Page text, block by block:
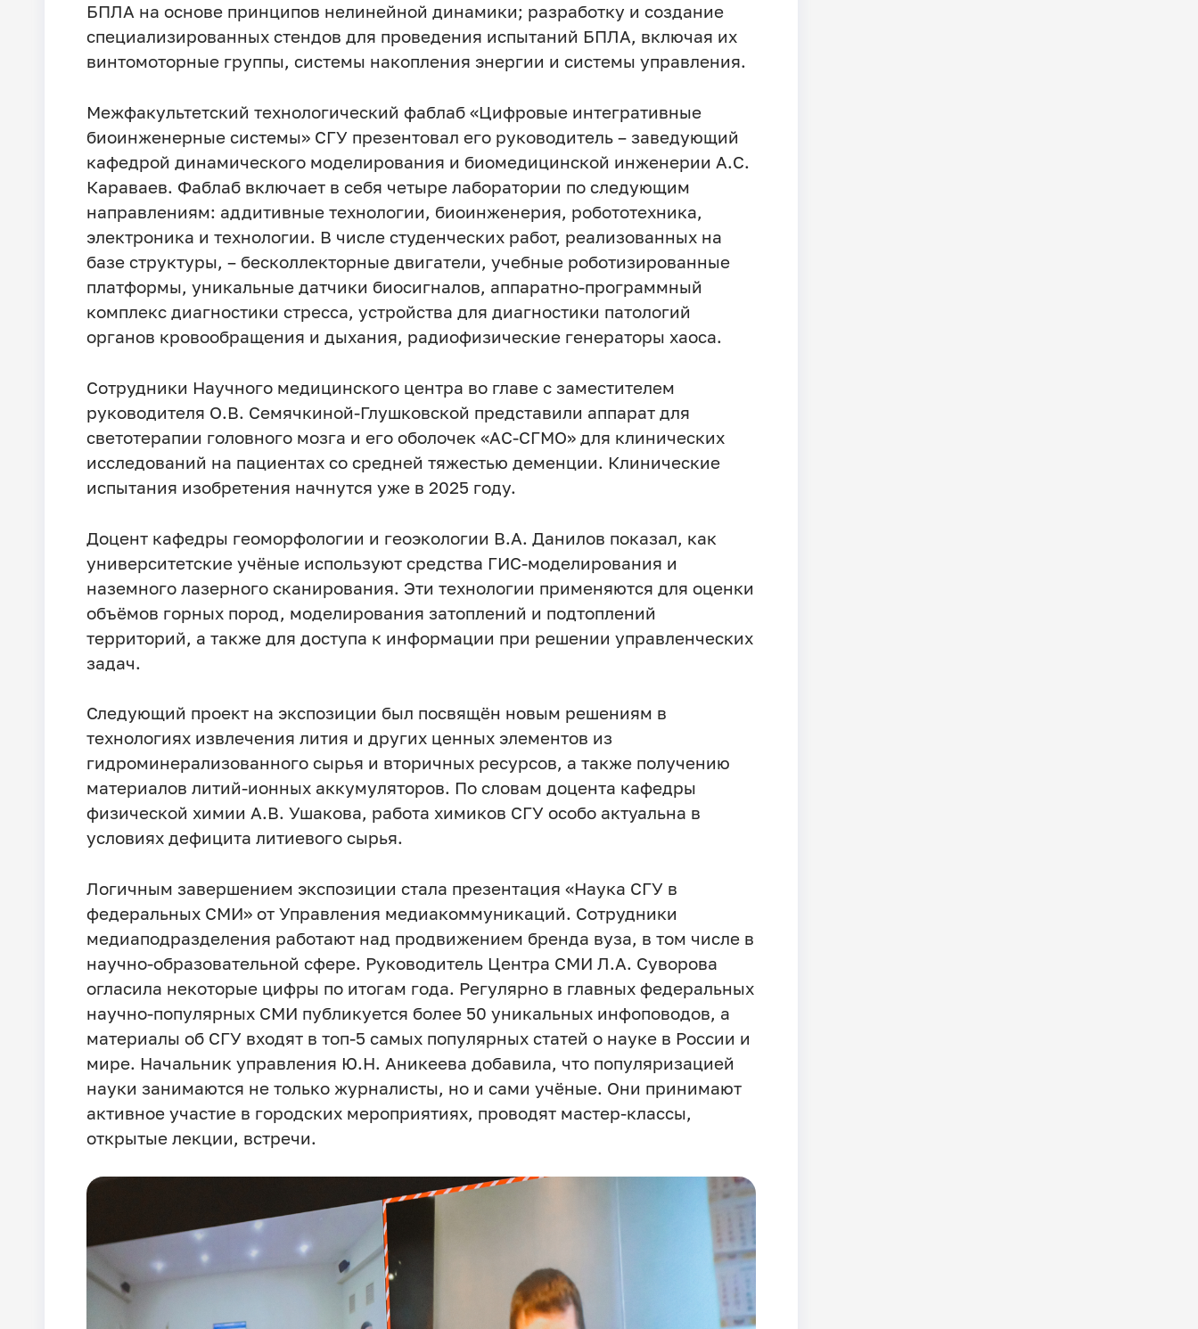
БПЛА на основе принципов нелинейной динамики; разработку и создание
специализированных стендов для проведения испытаний БПЛА, включая их
винтомоторные группы, системы накопления энергии и системы управления.
Межфакультетский технологический фаблаб «Цифровые интегративные
биоинженерные системы» СГУ презентовал его руководитель – заведующий
кафедрой динамического моделирования и биомедицинской инженерии А.С.
Караваев. Фаблаб включает в себя четыре лаборатории по следующим
направлениям: аддитивные технологии, биоинженерия, робототехника,
электроника и технологии. В числе студенческих работ, реализованных на
базе структуры, – бесколлекторные двигатели, учебные роботизированные
платформы, уникальные датчики биосигналов, аппаратно-программный
комплекс диагностики стресса, устройства для диагностики патологий
органов кровообращения и дыхания, радиофизические генераторы хаоса.
Сотрудники Научного медицинского центра во главе с заместителем
руководителя О.В. Семячкиной-Глушковской представили аппарат для
светотерапии головного мозга и его оболочек «АС-СГМО» для клинических
исследований на пациентах со средней тяжестью деменции. Клинические
испытания изобретения начнутся уже в 2025 году.
Доцент кафедры геоморфологии и геоэкологии В.А. Данилов показал, как
университетские учёные используют средства ГИС-моделирования и
наземного лазерного сканирования. Эти технологии применяются для оценки
объёмов горных пород, моделирования затоплений и подтоплений
территорий, а также для доступа к информации при решении управленческих
задач.
Следующий проект на экспозиции был посвящён новым решениям в
технологиях извлечения лития и других ценных элементов из
гидроминерализованного сырья и вторичных ресурсов, а также получению
материалов литий-ионных аккумуляторов. По словам доцента кафедры
физической химии А.В. Ушакова, работа химиков СГУ особо актуальна в
условиях дефицита литиевого сырья.
Логичным завершением экспозиции стала презентация «Наука СГУ в
федеральных СМИ» от Управления медиакоммуникаций. Сотрудники
медиаподразделения работают над продвижением бренда вуза, в том числе в
научно-образовательной сфере. Руководитель Центра СМИ Л.А. Суворова
огласила некоторые цифры по итогам года. Регулярно в главных федеральных
научно-популярных СМИ публикуется более 50 уникальных инфоповодов, а
материалы об СГУ входят в топ-5 самых популярных статей о науке в России и
мире. Начальник управления Ю.Н. Аникеева добавила, что популяризацией
науки занимаются не только журналисты, но и сами учёные. Они принимают
активное участие в городских мероприятиях, проводят мастер-классы,
открытые лекции, встречи.